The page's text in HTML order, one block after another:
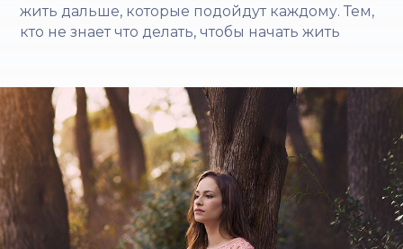
жить дальше, которые подойдут каждому. Тем,
кто не знает что делать, чтобы начать жить